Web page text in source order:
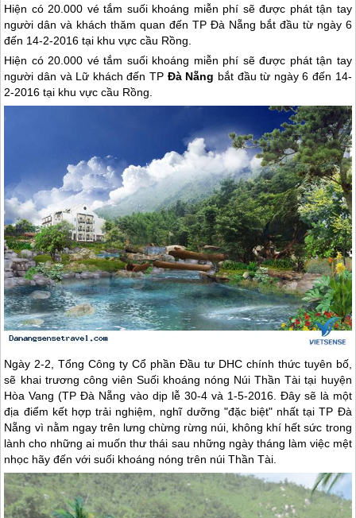
Hiện có 20.000 vé tắm suối khoáng miễn phí sẽ được phát tận tay
người dân và khách thăm quan đến TP Đà Nẵng bắt đầu từ ngày 6
đến 14-2-2016 tại khu vực cầu Rồng.
Hiện có 20.000 vé tắm suối khoáng miễn phí sẽ được phát tận tay
người dân và Lữ khách đến TP Đà Nẵng bắt đầu từ ngày 6 đến 14-
2-2016 tại khu vực cầu Rồng.
Ngày 2-2, Tổng Công ty Cổ phần Đầu tư DHC chính thức tuyên bố,
sẽ khai trương công viên Suối khoáng nóng Núi Thần Tài tại huyện
Hòa Vang (TPĐà Nẵng vào dịp lễ 30-4 và 1-5-2016. Đây sẽ là một
địa điểm kết hợp trải nghiệm, nghĩ dưỡng "đặc biệt" nhất tại TP Đà
Nẵng vì nằm ngay trên lưng chừng rừng núi, không khí hết sức trong
lành cho những ai muốn thư thái sau những ngày tháng làm việc mệt
nhọc hãy đến với suối khoáng nóng trên núi Thần Tài.